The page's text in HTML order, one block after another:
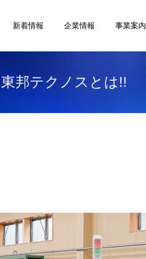
新着情報 企業情報 事業案内
東邦テクノスとは!!